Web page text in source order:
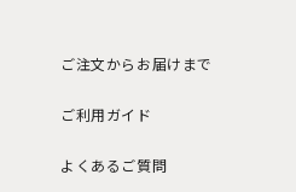
ご注文からお届けまで
ご利用ガイド
よくあるご質問